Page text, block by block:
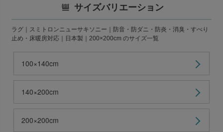
サイズバリエーション
ラグ｜スミトロンニューサキソニー｜防音・防ダニ・防炎・消臭・すべり
止め・床暖房対応｜日本製｜200×200cm のサイズ一覧
100×140cm
140×200cm
200×200cm